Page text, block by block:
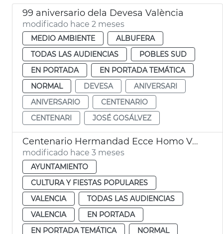
99 aniversario dela Devesa València
modificado hace 2 meses
MEDIO AMBIENTE
ALBUFERA
TODAS LAS AUDIENCIAS
POBLES SUD
EN PORTADA
EN PORTADA TEMÁTICA
NORMAL
DEVESA
ANIVERSARI
ANIVERSARIO
CENTENARIO
CENTENARI
JOSÉ GOSÁLVEZ
Centenario Hermandad Ecce Homo València
modificado hace 3 meses
AYUNTAMIENTO
CULTURA Y FIESTAS POPULARES
VALENCIA
TODAS LAS AUDIENCIAS
VALENCIA
EN PORTADA
EN PORTADA TEMÁTICA
NORMAL